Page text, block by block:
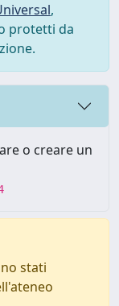
,
protetti da
o creare un
stati